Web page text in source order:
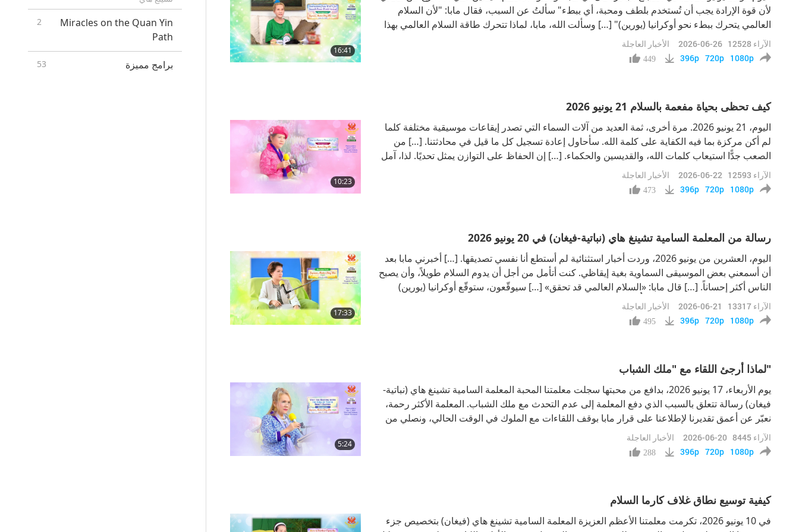
Miracles on the Quan Yin
Path
2
برامج مميزة 53
16:41
لأن قوة الإرادة يجب أن تُستخدم بلطف ومحبة، أي ببطء" سألتُ عن السبب، فقال مابا: "لأن السلام
العالمي يتحرك ببطء نحو أوكرانيا (يورين)" […] وسألت الله، مابا، لماذا تتحرك طاقة السلام العالمي بهذا
البطء؟ إليكم ما قاله: "لأن طاقة عالم السلام" — هذه كلماته، أعتقد أنها تعني السلام العالمي "يتحرك
ببطء شديد لأ
الأخبار العاجلة 2026-06-26 12528 الآراء
449 396p 720p 1080p
كيف تحظى بحياة مفعمة بالسلام 21 يونيو 2026
10:23
اليوم، 21 يونيو 2026. مرة أخرى، ثمة العديد من آلات السماء التي تصدر إيقاعات موسيقية مختلفة كلما
لم أكن مركزة بما فيه الكفاية على كلمة الله. سأحاول إعادة تسجيل كل ما قيل في محادثتنا. […] من
الصعب جدًّا استيعاب كلمات الله، والقديسين والحكماء. […] إن الحفاظ على التوازن يمثل تحديًا. لذا، آمل
حقًا أن تقدروا ما أستطيع نقله من حديث الله، ومن كلمات الله. الحياة بسيطة، حسناً؟ فقط أحبوا الله،
الأخبار العاجلة 2026-06-22 12593 الآراء
473 396p 720p 1080p
رسالة من المعلمة السامية تشينغ هاي (نباتية-فيغان) في 20 يونيو 2026
17:33
اليوم، العشرين من يونيو 2026، وردت أخبار استثنائية لم أستطع أنا نفسي تصديقها. […] أخبرني مابا بعد
أن أسمعني بعض الموسيقى السماوية بغية إيقاظي. كنت أتأمل من أجل أن يدوم السلام طويلاً، وأن يصبح
الناس أكثر إحساناً. […] قال مابا: «السلام العالمي قد تحقق» […] سيوقّعون، ستوقّع أوكرانيا (يورين)
وروسيا على معاهدة سلام، هذا ما أُخبرت به. آمل أنه لم تخني مسامعي. وبعد ذلك، ستتهيأ روسيا لمغادرة
أوكرانيا (يوري
الأخبار العاجلة 2026-06-21 13317 الآراء
495 396p 720p 1080p
لماذا أرجئ اللقاء مع "ملك الشباب"
5:24
يوم الأربعاء، 17 يونيو 2026، بدافع من محبتها سجلت معلمتنا المحبة المعلمة السامية تشينغ هاي (نباتية-
فيغان) رسالة تتعلق بالسبب الذي دفع المعلمة إلى عدم التحدث مع ملك الشباب. المعلمة الأكثر رحمة،
نعبّر عن أعمق تقديرنا لإطلاعنا على قرار مابا بوقف اللقاءات مع الملوك في الوقت الحالي، ونصلي من
أجل أن تتعافى المعلمة قريبًا من العبء الهائل للكارما العالمية. لا يمكننا حقًا تخيل كل التضحيات الت
الأخبار العاجلة 2026-06-20 8445 الآراء
288 396p 720p 1080p
كيفية توسيع نطاق غلاف كارما السلام
في 10 يونيو 2026، تكرمت معلمتنا الأعظم العزيزة المعلمة السامية تشينغ هاي (فيغان) بتخصيص جزء